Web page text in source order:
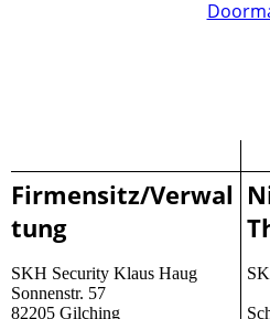
Firmensitz/Verwal
tung
SKH Security Klaus Haug
Sonnenstr. 57
82205 Gilching